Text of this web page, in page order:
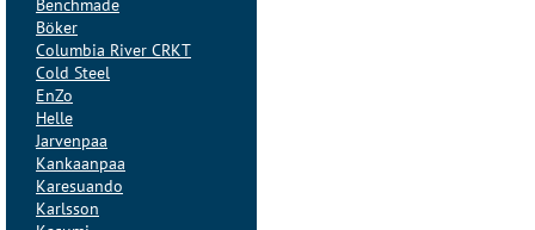
Benchmade
Böker
Columbia River CRKT
Cold Steel
EnZo
Helle
Jarvenpaa
Kankaanpaa
Karesuando
Karlsson